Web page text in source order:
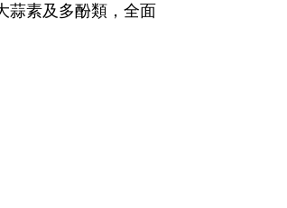
蒜素及多酚類，全面